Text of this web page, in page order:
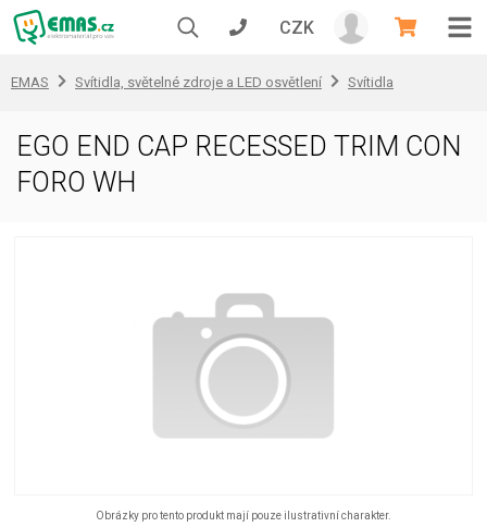
CZK
EMAS Svítidla, světelné zdroje a LED osvětlení Svítidla
EGO END CAP RECESSED TRIM CON
FORO WH
Obrázky pro tento produkt mají pouze ilustrativní charakter.